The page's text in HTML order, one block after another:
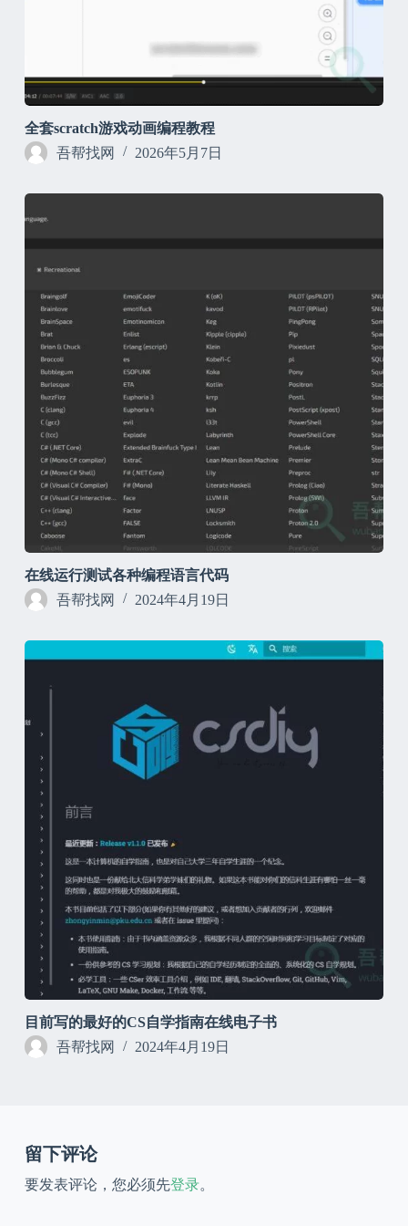
全套scratch游戏动画编程教程
吾帮找网
2026年5月7日
在线运行测试各种编程语言代码
吾帮找网
2024年4月19日
目前写的最好的CS自学指南在线电子书
吾帮找网
2024年4月19日
留下评论
要发表评论，您必须先登录。